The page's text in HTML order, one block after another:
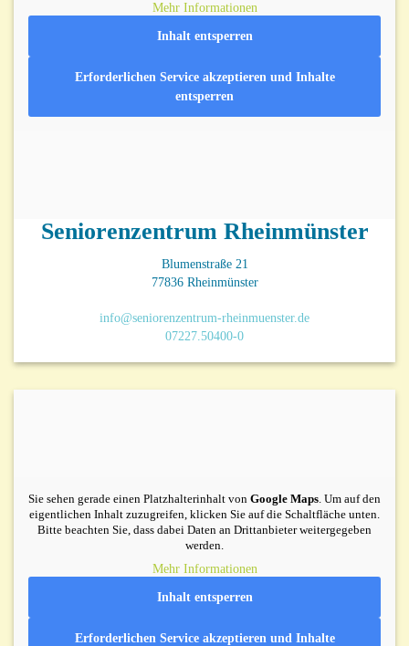
Mehr Informationen
Inhalt entsperren
Erforderlichen Service akzeptieren und Inhalte
entsperren
Seniorenzentrum Rheinmünster
Blumenstraße 21
77836 Rheinmünster
info@seniorenzentrum-rheinmuenster.de
07227.50400-0
Sie sehen gerade einen Platzhalterinhalt von Google Maps . Um auf den
eigentlichen Inhalt zuzugreifen, klicken Sie auf die Schaltfläche unten.
Bitte beachten Sie, dass dabei Daten an Drittanbieter weitergegeben
werden.
Mehr Informationen
Inhalt entsperren
Erforderlichen Service akzeptieren und Inhalte